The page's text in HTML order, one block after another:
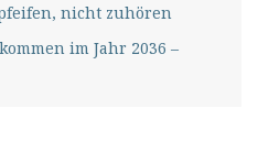
nicht zuhören
im Jahr 2036 –